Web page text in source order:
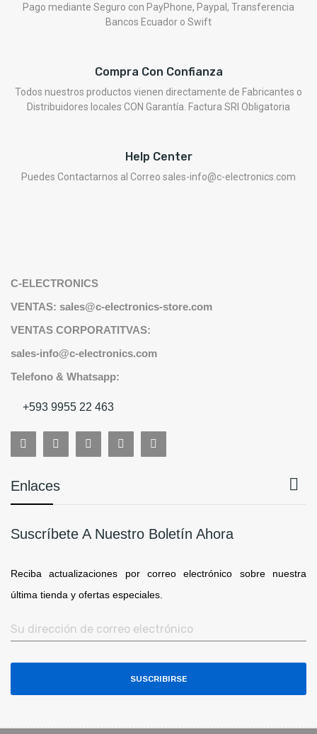
Pago mediante Seguro con PayPhone, Paypal, Transferencia
Bancos Ecuador o Swift
Compra Con Confianza
Todos nuestros productos vienen directamente de Fabricantes o
Distribuidores locales CON Garantía. Factura SRI Obligatoria
Help Center
Puedes Contactarnos al Correo sales-info@c-electronics.com
C-ELECTRONICS
VENTAS: sales@c-electronics-store.com
VENTAS CORPORATITVAS:
sales-info@c-electronics.com
Telefono & Whatsapp:
+593 9955 22 463
Enlaces 
Suscríbete A Nuestro Boletín Ahora
Reciba actualizaciones por correo electrónico sobre nuestra
última tienda y ofertas especiales.
SUSCRIBIRSE